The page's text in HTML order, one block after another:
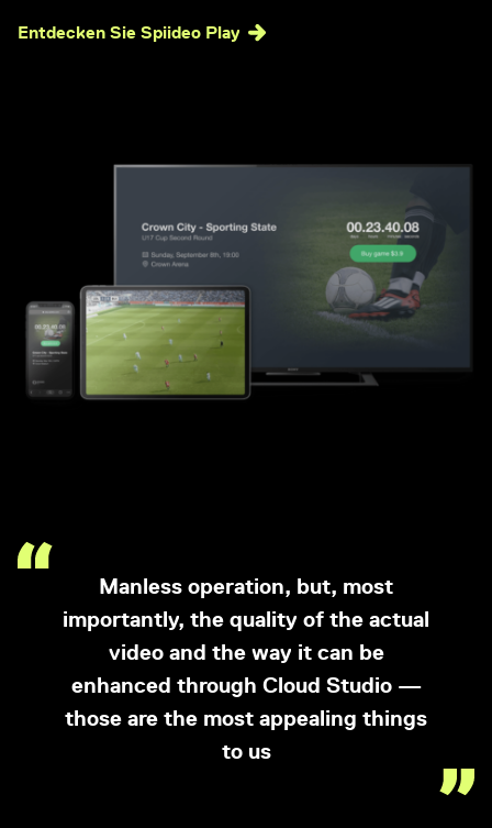
Entdecken Sie Spiideo Play
Manless operation, but, most
importantly, the quality of the actual
video and the way it can be
enhanced through Cloud Studio —
those are the most appealing things
to us